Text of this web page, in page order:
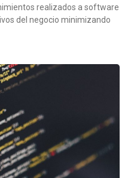
realizados a software
del negocio minimizando